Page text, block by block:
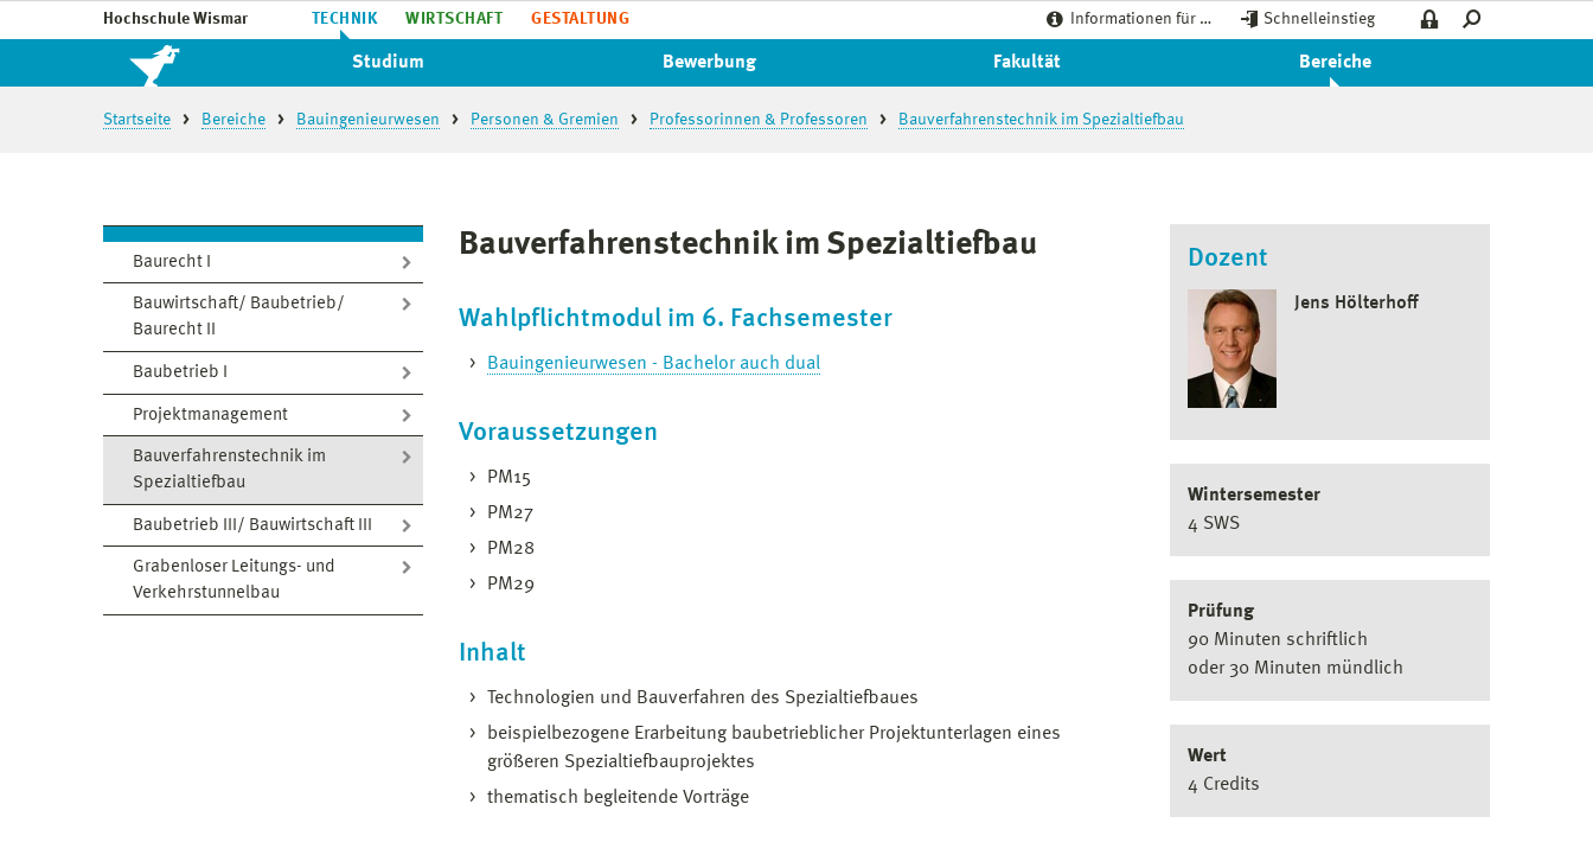
Hochschule Wismar TECHNIK WIRTSCHAFT GESTALTUNG Informationen für … Schnelleinstieg
Studium Bewerbung Fakultät Bereiche
Startseite Bereiche Bauingenieurwesen Personen & Gremien Professorinnen & Professoren Bauverfahrenstechnik im Spezialtiefbau
Baurecht I
Bauwirtschaft/ Baubetrieb/
Baurecht II
Baubetrieb I
Projektmanagement
Bauverfahrenstechnik im
Spezialtiefbau
Baubetrieb III/ Bauwirtschaft III
Grabenloser Leitungs- und
Verkehrstunnelbau
Bauverfahrenstechnik im Spezialtiefbau
Wahlpflichtmodul im 6. Fachsemester
Bauingenieurwesen - Bachelor auch dual
Voraussetzungen
PM15
PM27
PM28
PM29
Inhalt
Technologien und Bauverfahren des Spezialtiefbaues
beispielbezogene Erarbeitung baubetrieblicher Projektunterlagen eines
größeren Spezialtiefbauprojektes
thematisch begleitende Vorträge
Dozent
Jens Hölterhoff
Wintersemester
4 SWS
Prüfung
90 Minuten schriftlich
oder 30 Minuten mündlich
Wert
4 Credits